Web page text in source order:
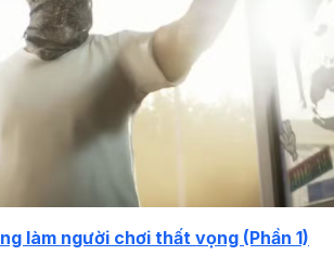
làm người chơi thất vọng (Phần 1)